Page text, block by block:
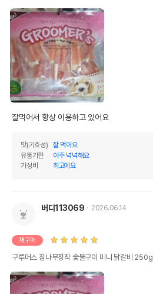
AS책임자와 전화번호
또는 소비자상담 관련
전화번호
유통기한
잘먹어서 항상 이용하고 있어요
맛(기호성)
잘 먹어요
유통기한
아주 넉넉해요
가성비
최고에요
버디113069 2026.06.14
재구매
구루머스 참나무장작 숯불구이 미니 닭갈비 250g